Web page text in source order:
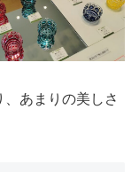
あまりの美しさ